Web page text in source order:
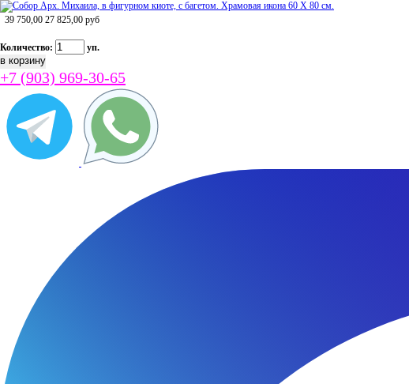
39 750,00 27 825,00 руб
Количество: уп.
+7 (903) 969-30-65